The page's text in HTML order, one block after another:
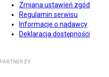
Zmiana ustawień zgód
Regulamin serwisu
Informacje o nadawcy
Deklaracja dostępności
PARTNERZY